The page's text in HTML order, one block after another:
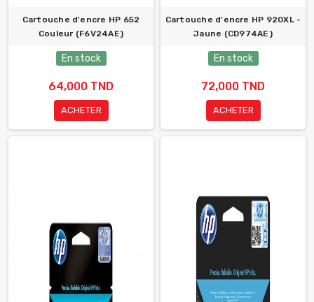
Cartouche d'encre HP 652
Couleur (F6V24AE)
En stock
64,000 TND
ACHETER
Cartouche d'encre HP 920XL -
Jaune (CD974AE)
En stock
72,000 TND
ACHETER